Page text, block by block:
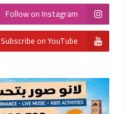
Follow on Instagram
Subscribe on YouTube